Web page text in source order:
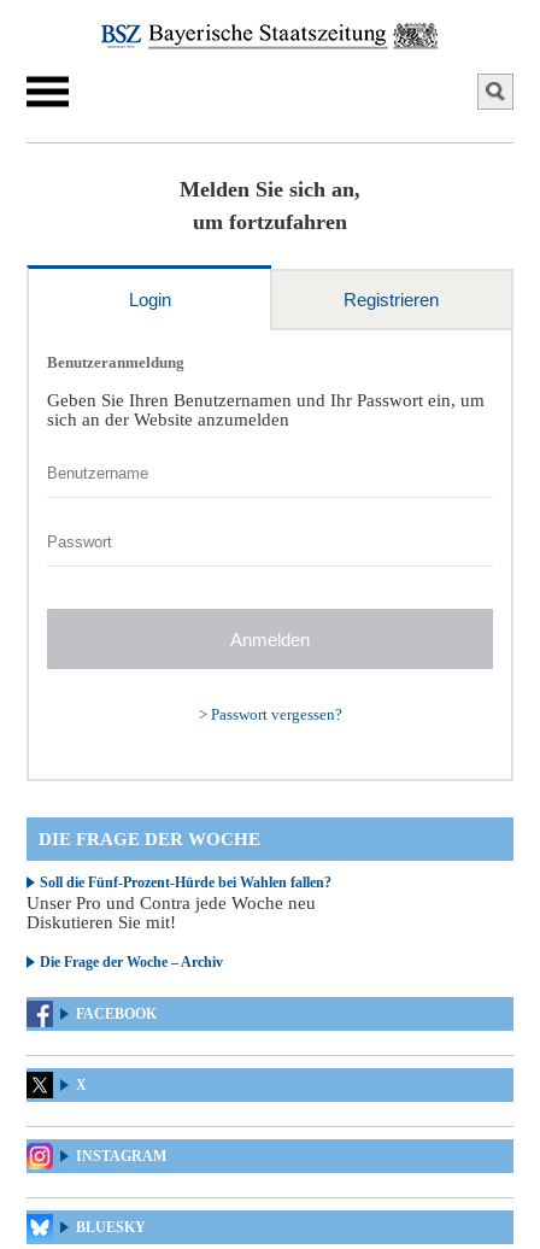
Melden Sie sich an,
um fortzufahren
Login Registrieren
Benutzeranmeldung
Geben Sie Ihren Benutzernamen und Ihr Passwort ein, um
sich an der Website anzumelden
> Passwort vergessen?
DIE FRAGE DER WOCHE
Soll die Fünf-Prozent-Hürde bei Wahlen fallen?
Unser Pro und Contra jede Woche neu
Diskutieren Sie mit!
Die Frage der Woche – Archiv
FACEBOOK
X
INSTAGRAM
BLUESKY